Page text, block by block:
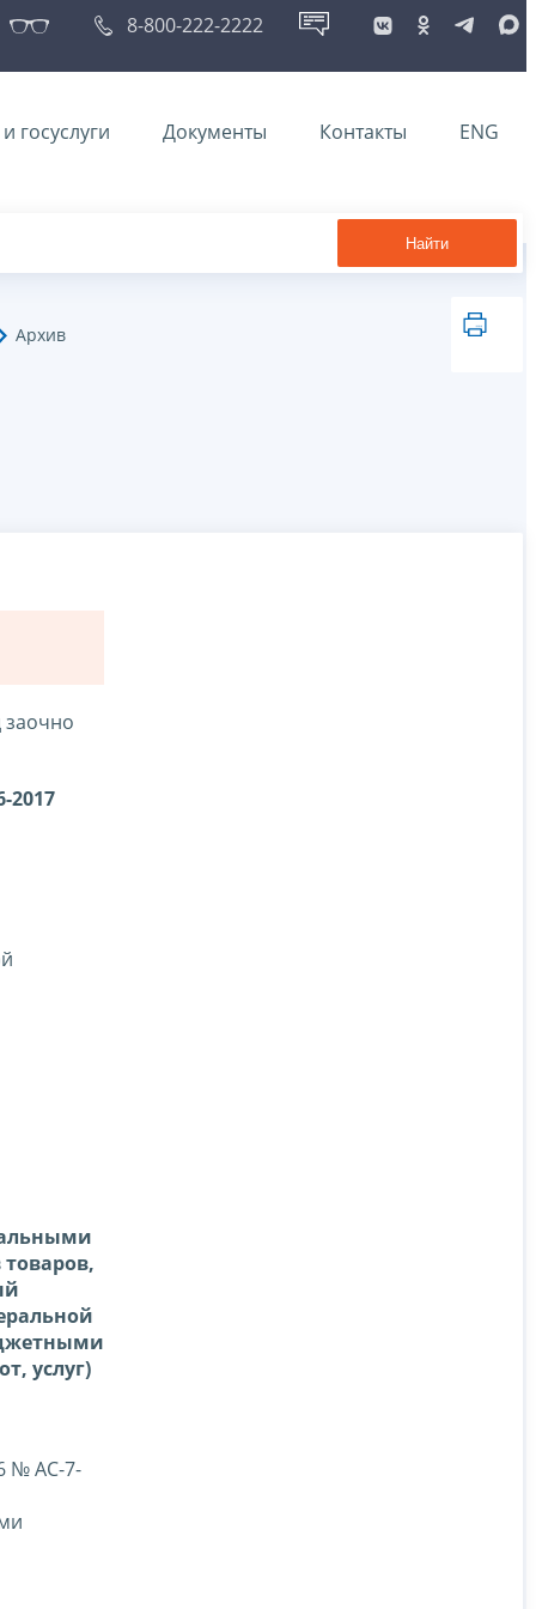
8-800-222-2222
госуслуги Документы Контакты ENG
Найти
Архив
заочно
2017
услуг)
№ АС-7-